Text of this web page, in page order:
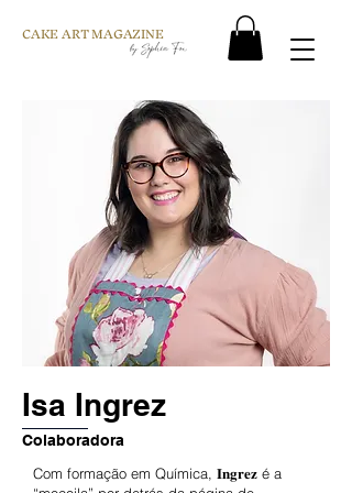
CAKE ART MAGAZINE
Isa Ingrez
Colaboradora
Com formação em Química, 𝐈𝐧𝐠𝐫𝐞𝐳 é a